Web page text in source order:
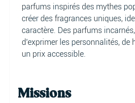
parfums inspirés des mythes
créer des fragrances uniques,
caractère. Des parfums
d'exprimer les personnalités, de
un prix accessible.
Missions